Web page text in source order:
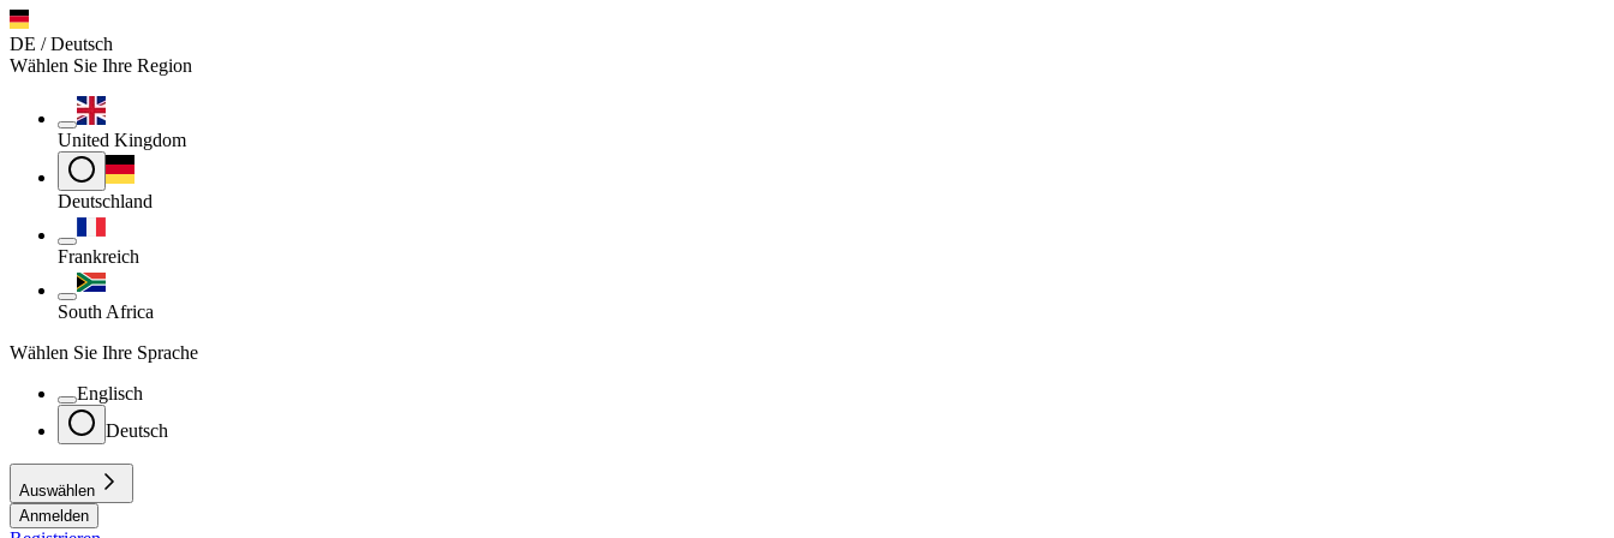
DE / Deutsch
Wählen Sie Ihre Region
United Kingdom
Deutschland
Frankreich
South Africa
Wählen Sie Ihre Sprache
Englisch
Deutsch
Auswählen
Anmelden